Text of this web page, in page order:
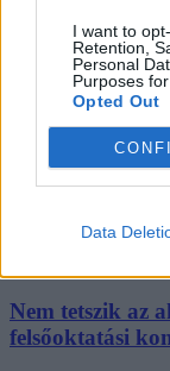
I want to
Retention,
Personal
Purposes
Opted Out
Data
Nem tetszik az
felsőoktatási